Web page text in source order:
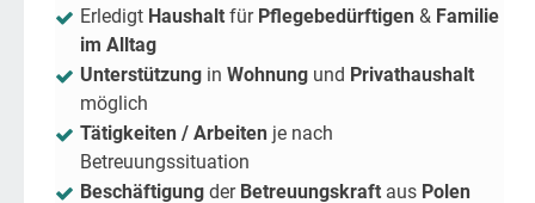
Erledigt Haushalt für Pflegebedürftigen & Familie
im Alltag
Unterstützung in Wohnung und Privathaushalt
möglich
Tätigkeiten / Arbeiten je nach
Betreuungssituation
Beschäftigung der Betreuungskraft aus Polen